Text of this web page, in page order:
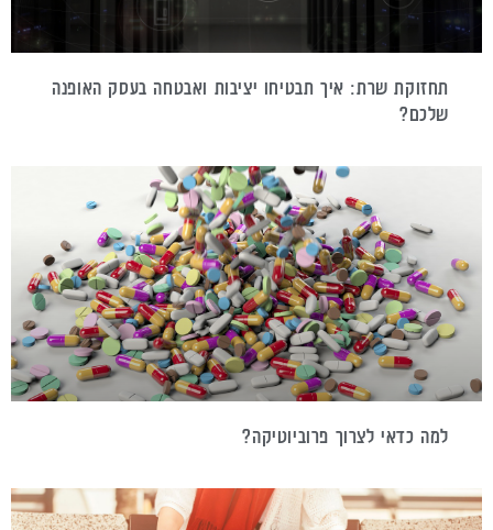
תחזוקת שרת: איך תבטיחו יציבות ואבטחה בעסק האופנה
שלכם?
למה כדאי לצרוך פרוביוטיקה?